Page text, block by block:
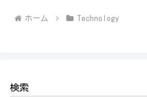
ホーム Technology
検索